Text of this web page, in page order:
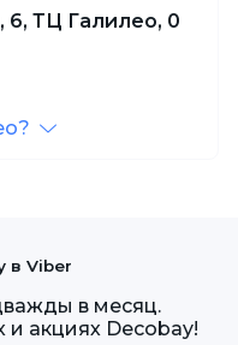
6, ТЦ Галилео, 0
в Viber
в месяц.
и акциях Decobay!